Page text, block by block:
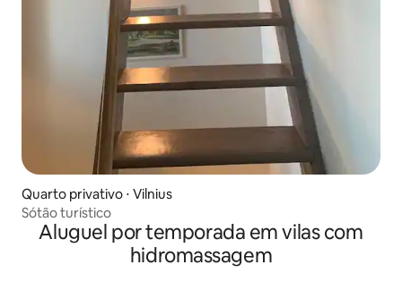
Quarto privativo ⋅ Vilnius
Sótão turístico
Aluguel por temporada em vilas com
hidromassagem